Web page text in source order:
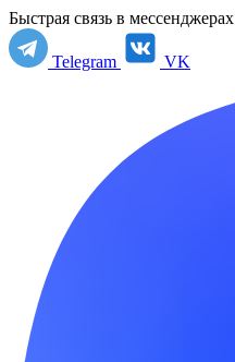
Быстрая связь в мессенджерах
Telegram VK